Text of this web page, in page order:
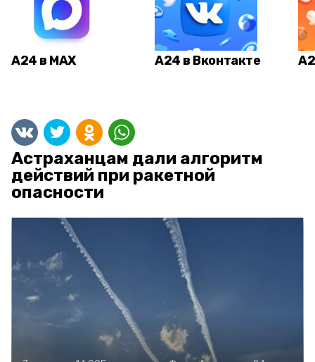
А24 в MAX А24 в Вконтакте
Астраханцам дали алгоритм
действий при ракетной
опасности